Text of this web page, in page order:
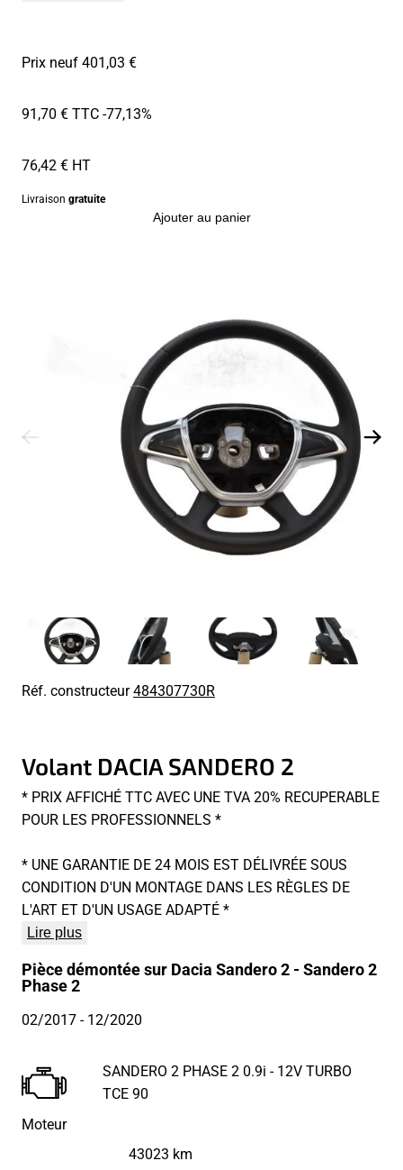
Prix neuf 401,03 €
91,70 € TTC-77,13%
76,42 € HT
Livraison gratuite
Ajouter au panier
Réf. constructeur484307730R
Volant DACIA SANDERO 2
* PRIX AFFICHÉ TTC AVEC UNE TVA 20% RECUPERABLE
POUR LES PROFESSIONNELS *
* UNE GARANTIE DE 24 MOIS EST DÉLIVRÉE SOUS
CONDITION D'UN MONTAGE DANS LES RÈGLES DE
L'ART ET D'UN USAGE ADAPTÉ *
Lire plus
Pièce démontée sur Dacia Sandero 2 - Sandero 2
Phase 2
02/2017- 12/2020
Moteur
SANDERO 2 PHASE 2 0.9i - 12V TURBO
TCE 90
43023 km